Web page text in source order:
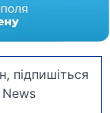
підпишіться